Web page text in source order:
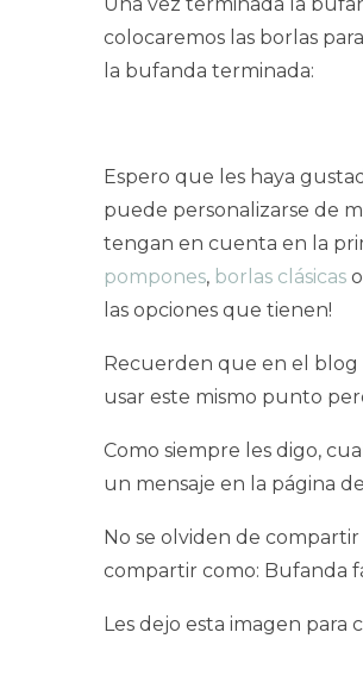
colocaremos las borlas
la bufanda terminada:
Espero que les haya
puede personalizarse de
tengan en cuenta en la
pompones, borlas clásicas
las opciones que tienen!
Recuerden que en el blog
usar este mismo punto
Como siempre les digo,
un mensaje en la página
No se olviden de
compartir como: Bufanda
Les dejo esta imagen